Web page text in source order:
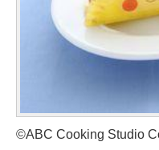
©ABC Cooking Studio